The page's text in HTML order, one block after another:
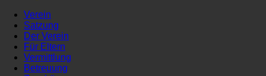
Verein
Satzung
Der Verein
Für Eltern
Vermittlung
Betreuung